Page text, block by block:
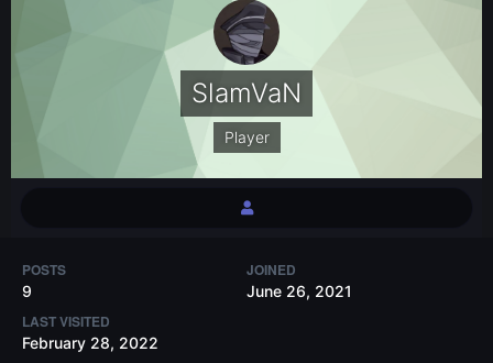
SlamVaN
Player
POSTS
9
JOINED
June 26, 2021
LAST VISITED
February 28, 2022